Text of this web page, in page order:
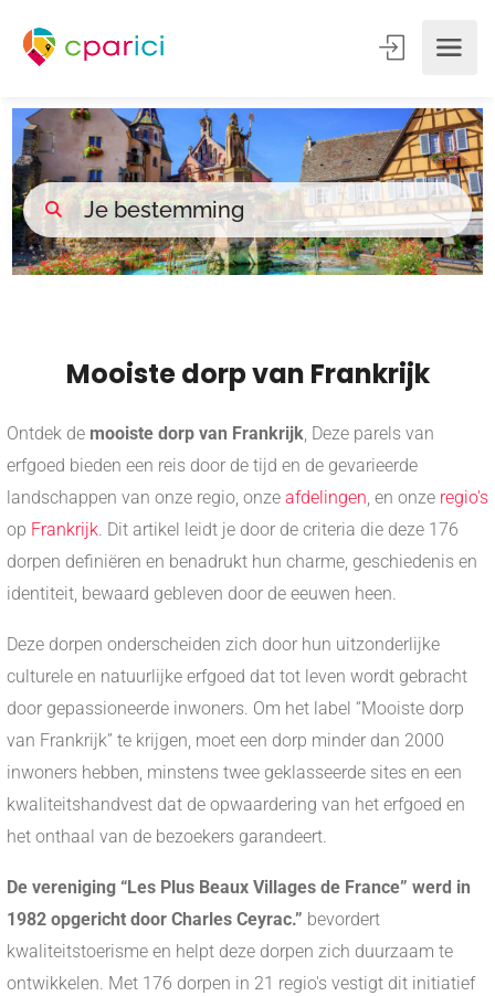
Mooiste dorp van Frankrijk
Ontdek de mooiste dorp van Frankrijk , Deze parels van
erfgoed bieden een reis door de tijd en de gevarieerde
landschappen van onze regio, onze afdelingen , en onze regio's
op Frankrijk . Dit artikel leidt je door de criteria die deze 176
dorpen definiëren en benadrukt hun charme, geschiedenis en
identiteit, bewaard gebleven door de eeuwen heen.
Deze dorpen onderscheiden zich door hun uitzonderlijke
culturele en natuurlijke erfgoed dat tot leven wordt gebracht
door gepassioneerde inwoners. Om het label “Mooiste dorp
van Frankrijk” te krijgen, moet een dorp minder dan 2000
inwoners hebben, minstens twee geklasseerde sites en een
kwaliteitshandvest dat de opwaardering van het erfgoed en
het onthaal van de bezoekers garandeert.
De vereniging “Les Plus Beaux Villages de France” werd in
1982 opgericht door Charles Ceyrac.” bevordert
kwaliteitstoerisme en helpt deze dorpen zich duurzaam te
ontwikkelen. Met 176 dorpen in 21 regio's vestigt dit initiatief